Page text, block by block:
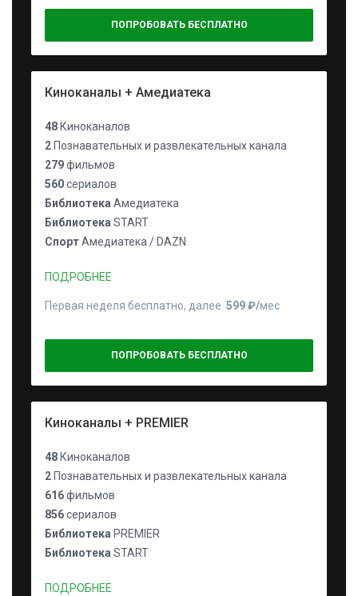
ПОПРОБОВАТЬ БЕСПЛАТНО
Киноканалы + Амедиатека
48 Киноканалов
2 Познавательных и развлекательных канала
279фильмов
560сериалов
Библиотека Амедиатека
Библиотека START
СпортАмедиатека / DAZN
ПОДРОБНЕЕ
Первая неделя бесплатно, далее 599 ₽⁠/⁠мес
ПОПРОБОВАТЬ БЕСПЛАТНО
Киноканалы + PREMIER
48 Киноканалов
2 Познавательных и развлекательных канала
616фильмов
856сериалов
Библиотека PREMIER
Библиотека START
ПОДРОБНЕЕ